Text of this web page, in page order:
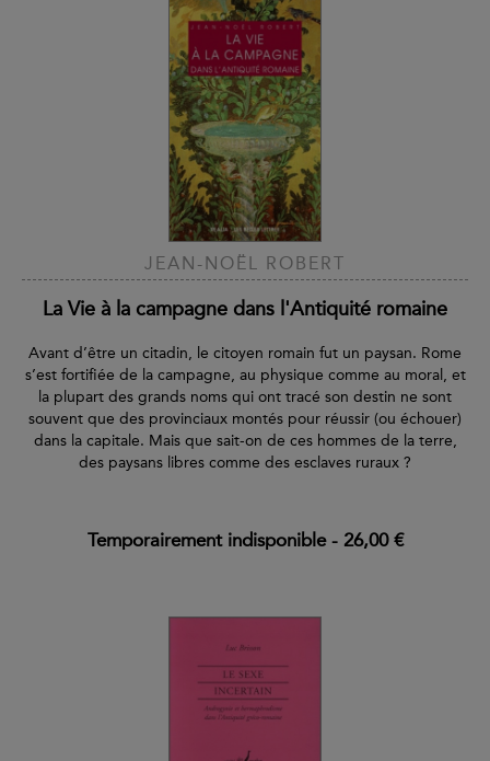
JEAN-NOËL ROBERT
La Vie à la campagne dans l'Antiquité romaine
Avant d’être un citadin, le citoyen romain fut un paysan. Rome
s’est fortifiée de la campagne, au physique comme au moral, et
la plupart des grands noms qui ont tracé son destin ne sont
souvent que des provinciaux montés pour réussir (ou échouer)
dans la capitale. Mais que sait-on de ces hommes de la terre,
des paysans libres comme des esclaves ruraux ?
Temporairement indisponible- 26,00 €